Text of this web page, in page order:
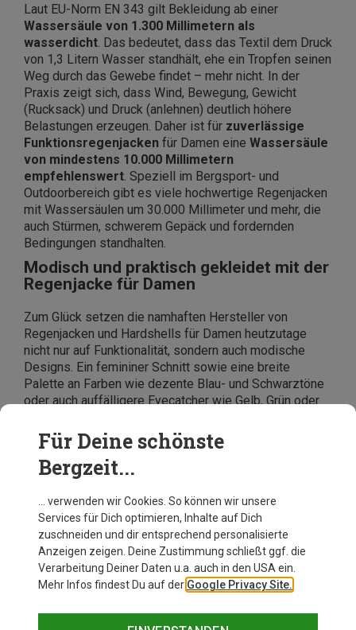
Laut EU-Norm EN 343 gilt Bekleidung ab einer
Wassersäule von 1.300 Millimetern als
wasserdicht. Das bedeutet, dass das Textil dem Druck
von 1,3 Litern Wasser standhält, ehe ein Tropfen seinen
Weg durch das Gewebe findet – mehr nicht. In der
Praxis zeigt sich, dass Wind, Bewegung, Gewicht
(Rucksack) und Druck (anlehnen) deutlich höhere
Belastungen erzeugen. Daher ist für zuverlässige
Funktionsregenjacken für Damen eine Wassersäule
von mindestens 10.000 Millimetern
empfehlenswert. Speziell im Bergsport- und
Outdoorbereich gibt es viele hochwertige Regenjacken
mit Wassersäulen um 30.000 Millimeter und mehr, die
auch Stürmen, schwerem Gepäck und fordernden
Bedingungen standhalten.
Modisch und praktisch gekleidet mit der
Regenjacke für Damen
Zum Glück setzen die namhaften Hersteller von
Regenjacken und Hardshells für Damen heutzutage
nicht nur auf Funktionalität, sondern auch modische
Designs. Ein femininer Schnitt sowie eine breite
Palette an Farben wie dezente Blau- und Schwarztöne
oder auch auffälligere Eyecatcher wie Gelb, Grün oder
Regenjacke!Tipp : Im Bergzeit Onlineshop kannst Du
ganz einfach nach „Größe“ filtern, um Dir zum Beispiel
Regenjacken für Damen in
oder großen Größen
Für Deine schönste
Bergzeit...
… verwenden wir Cookies. So können wir unsere
Services für Dich optimieren, Inhalte auf Dich
zuschneiden und dir entsprechend personalisierte
Anzeigen zeigen. Deine Zustimmung schließt ggf. die
Verarbeitung Deiner Daten u.a. auch in den USA ein.
Mehr Infos findest Du auf der Google Privacy Site.